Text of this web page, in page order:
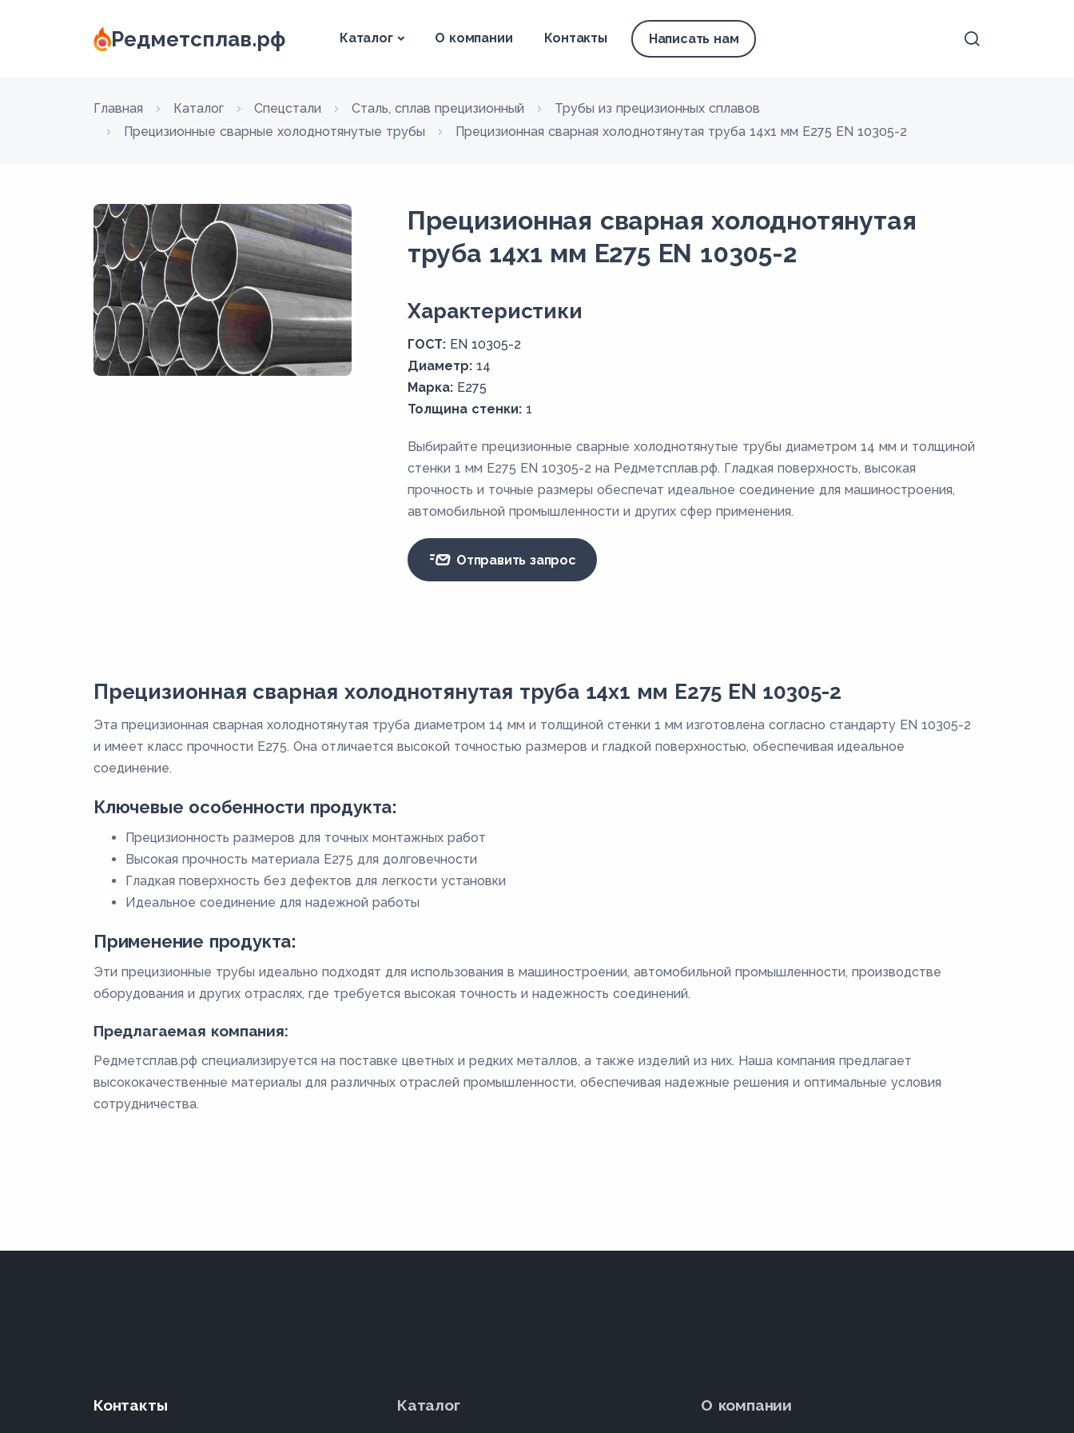
Редметсплав.рф Каталог О компании Контакты Написать нам
Главная Каталог Спецстали Сталь, сплав прецизионный
Трубы из прецизионных сплавов
Прецизионные сварные холоднотянутые трубы
Прецизионная сварная холоднотянутая труба 14х1 мм E275 EN 10305-2
Прецизионная сварная холоднотянутая
труба 14х1 мм E275 EN 10305-2
Xарактеристики
ГОСТ: EN 10305-2
Диаметр: 14
Марка: E275
Толщина стенки: 1
Выбирайте прецизионные сварные холоднотянутые трубы диаметром 14 мм и толщиной
стенки 1 мм E275 EN 10305-2 на Редметсплав.рф. Гладкая поверхность, высокая
прочность и точные размеры обеспечат идеальное соединение для машиностроения,
автомобильной промышленности и других сфер применения.
Отправить запрос
Прецизионная сварная холоднотянутая труба 14х1 мм E275 EN 10305-2
Эта прецизионная сварная холоднотянутая труба диаметром 14 мм и толщиной стенки 1 мм изготовлена согласно стандарту EN 10305-2
и имеет класс прочности E275. Она отличается высокой точностью размеров и гладкой поверхностью, обеспечивая идеальное
соединение.
Ключевые особенности продукта:
Прецизионность размеров для точных монтажных работ
Высокая прочность материала E275 для долговечности
Гладкая поверхность без дефектов для легкости установки
Идеальное соединение для надежной работы
Применение продукта:
Эти прецизионные трубы идеально подходят для использования в машиностроении, автомобильной промышленности, производстве
оборудования и других отраслях, где требуется высокая точность и надежность соединений.
Предлагаемая компания:
Редметсплав.рф специализируется на поставке цветных и редких металлов, а также изделий из них. Наша компания предлагает
высококачественные материалы для различных отраслей промышленности, обеспечивая надежные решения и оптимальные условия
сотрудничества.
Контакты Каталог О компании